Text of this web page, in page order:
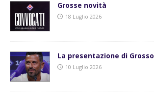
Grosse novità
18 Luglio 2026
La presentazione di Grosso
10 Luglio 2026